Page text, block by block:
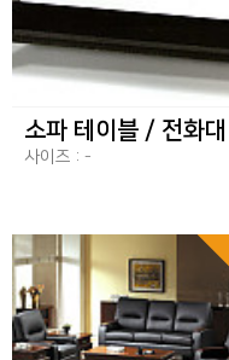
소파 테이블 / 전화대
사이즈 : -